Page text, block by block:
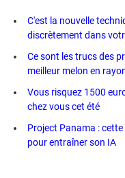
C'est la nouvelle
discrètement dans
Ce sont les trucs des
meilleur melon en
Vous risquez 1500
chez vous cet été
Project Panama :
pour entraîner son IA